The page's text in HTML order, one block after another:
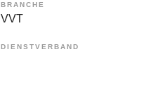
BRANCHE
VVT
DIENSTVERBAND